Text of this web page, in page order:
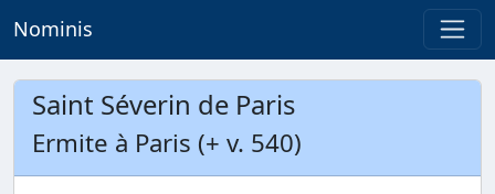
Nominis
Saint Séverin de Paris
Ermite à Paris (+ v. 540)